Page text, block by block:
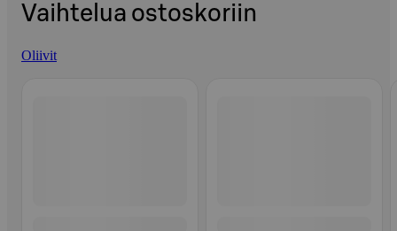
Vaihtelua ostoskoriin
Oliivit